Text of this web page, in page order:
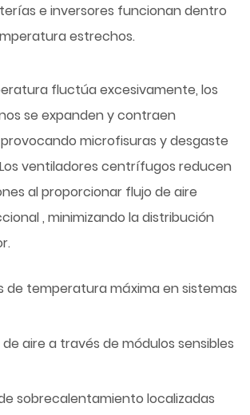
e inversores funcionan dentro
estrechos.
fluctúa excesivamente, los
se expanden y contraen
microfisuras y desgaste
ventiladores centrífugos reducen
al proporcionar flujo de aire
, minimizando la distribución
de temperatura máxima en sistemas
de aire a través de módulos sensibles
sobrecalentamiento localizadas